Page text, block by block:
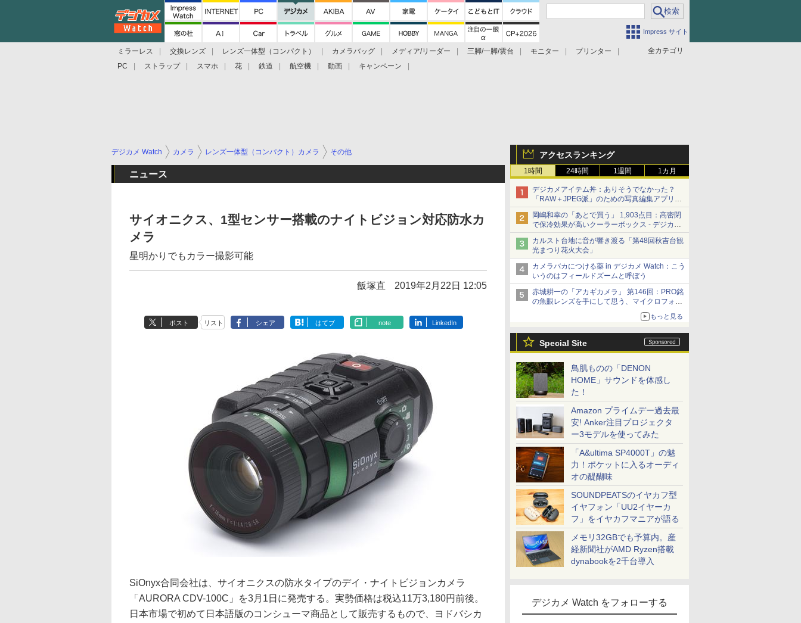
Impress サイト
全カテゴリ
ミラーレス 交換レンズ レンズ一体型（コンパクト） カメラバッグ メディア/リーダー 三脚/一脚/雲台 モニター
プリンター
PC
ストラップ スマホ 花 鉄道 航空機 動画 キャンペーン
アクセスランキング
1時間 24時間 1週間 1カ月
デジカメアイテム丼：ありそうでなかった？
「RAW＋JPEG派」のための写真編集アプリ
カメラデフォルトのJPEGを大切にする
「Filmator」
岡嶋和幸の「あとで買う」 1,903点目：高密閉
で保冷効果が高いクーラーボックス - デジカメ
Watch
カルスト台地に音が響き渡る「第48回秋吉台観
光まつり花火大会」
カメラバカにつける薬 in デジカメ Watch：こう
いうのはフィールドズームと呼ぼう
赤城耕一の「アカギカメラ」 第146回：PRO銘
の魚眼レンズを手にして思う、マイクロフォー
もっと見る
Special Site
鳥肌ものの「DENON
HOME」サウンドを体感し
た！
Amazon プライムデー過去最
安! Anker注目プロジェクタ
ー3モデルを使ってみた
「A&ultima SP4000T」の魅
力！ポケットに入るオーディ
オの醍醐味
SOUNDPEATSのイヤカフ型
イヤフォン「UU2イヤーカ
フ」をイヤカフマニアが語る
メモリ32GBでも予算内。産
経新聞社がAMD Ryzen搭載
dynabookを2千台導入
デジカメ Watch をフォローする
デジカメ Watch カメラ レンズ一体型（コンパクト）カメラ その他
ニュース
サイオニクス、1型センサー搭載のナイトビジョン対応防水カ
メラ
星明かりでもカラー撮影可能
飯塚直 2019年2月22日 12:05
ポスト リスト シェア はてブ note LinkedIn
SiOnyx合同会社は、サイオニクスの防水タイプのデイ・ナイトビジョンカメラ
「AURORA CDV-100C」を3月1日に発売する。実勢価格は税込11万3,180円前後。
日本市場で初めて日本語版のコンシューマ商品として販売するもので、ヨドバシカ